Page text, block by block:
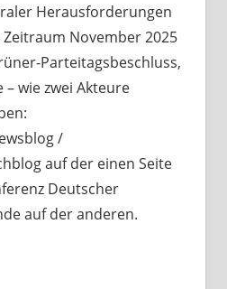
Herausforderungen
November 2025
Parteitagsbeschluss,
– wie zwei Akteure
/
auf der einen Seite
Deutscher
auf der anderen.